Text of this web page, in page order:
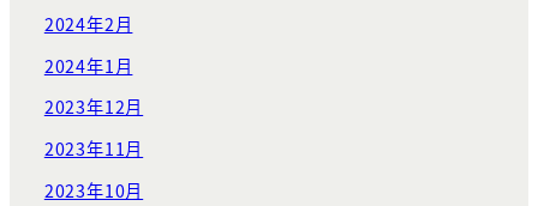
2024年2月
2024年1月
2023年12月
2023年11月
2023年10月